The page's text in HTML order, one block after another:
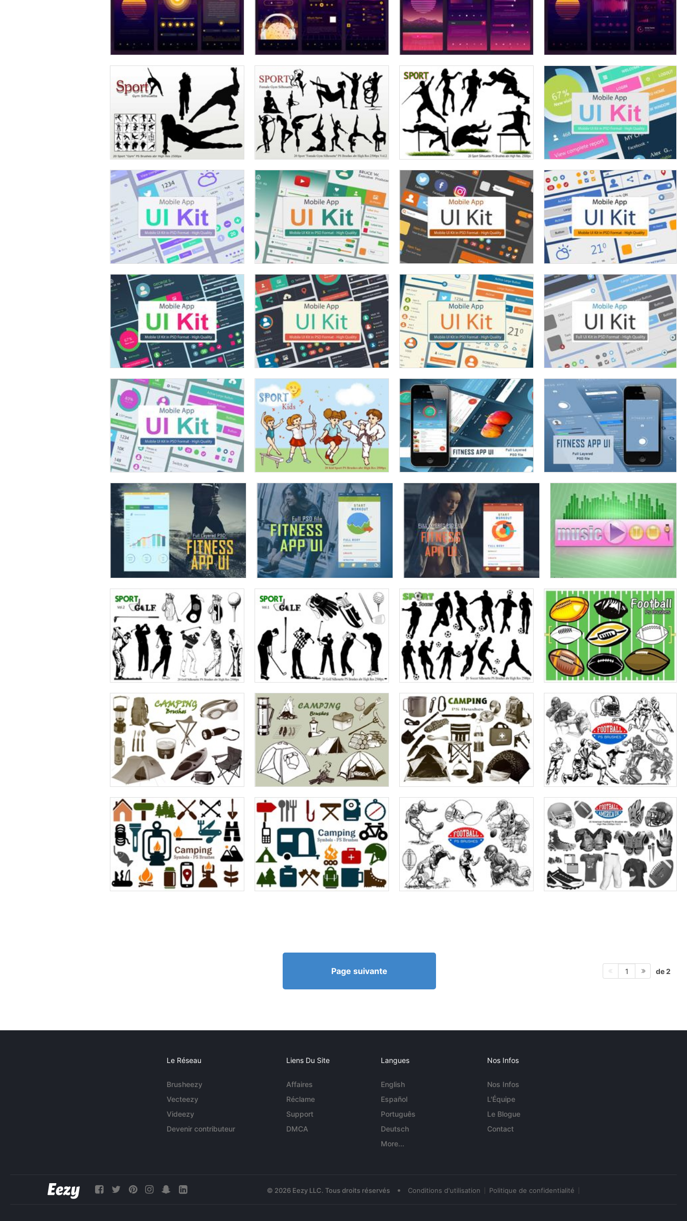
Page suivante 1 de 2
Le Réseau
Brusheezy
Vecteezy
Videezy
Devenir contributeur
Liens Du Site
Affaires
Réclame
Support
DMCA
Langues
English
Español
Português
Deutsch
More...
Nos Infos
Nos Infos
L'Équipe
Le Blogue
Contact
© 2026 Eezy LLC. Tous droits réservés • Conditions d'utilisation Politique de confidentialité